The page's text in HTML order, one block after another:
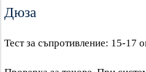
Дюза
Тест за съпротивление: 15-17